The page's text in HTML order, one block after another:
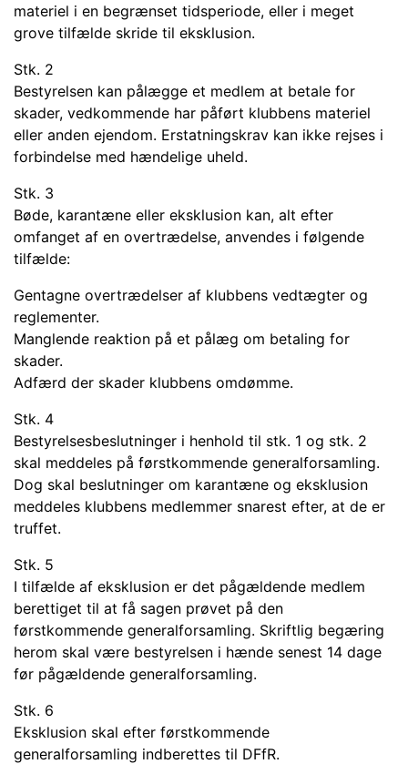
materiel i en begrænset tidsperiode, eller i meget
grove tilfælde skride til eksklusion.
Stk. 2
Bestyrelsen kan pålægge et medlem at betale for
skader, vedkommende har påført klubbens materiel
eller anden ejendom. Erstatningskrav kan ikke rejses i
forbindelse med hændelige uheld.
Stk. 3
Bøde, karantæne eller eksklusion kan, alt efter
omfanget af en overtrædelse, anvendes i følgende
tilfælde:
Gentagne overtrædelser af klubbens vedtægter og
reglementer.
Manglende reaktion på et pålæg om betaling for
skader.
Adfærd der skader klubbens omdømme.
Stk. 4
Bestyrelsesbeslutninger i henhold til stk. 1 og stk. 2
skal meddeles på førstkommende generalforsamling.
Dog skal beslutninger om karantæne og eksklusion
meddeles klubbens medlemmer snarest efter, at de er
truffet.
Stk. 5
I tilfælde af eksklusion er det pågældende medlem
berettiget til at få sagen prøvet på den
førstkommende generalforsamling. Skriftlig begæring
herom skal være bestyrelsen i hænde senest 14 dage
før pågældende generalforsamling.
Stk. 6
Eksklusion skal efter førstkommende
generalforsamling indberettes til DFfR.